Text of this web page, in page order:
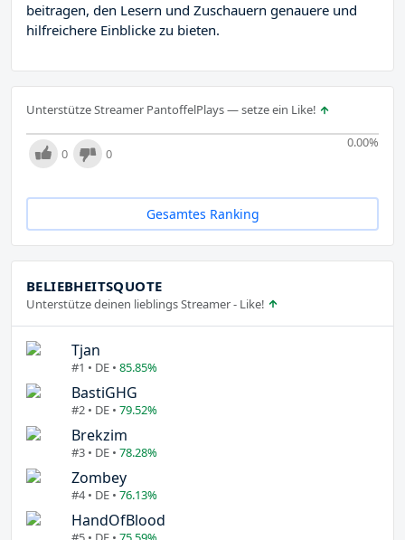
beitragen, den Lesern und Zuschauern genauere und
hilfreichere Einblicke zu bieten.
Unterstütze Streamer PantoffelPlays — setze ein Like!
0.00%
0 0
Gesamtes Ranking
BELIEBHEITSQUOTE
Unterstütze deinen lieblings Streamer - Like!
Tjan
#1 • DE • 85.85%
BastiGHG
#2 • DE • 79.52%
Brekzim
#3 • DE • 78.28%
Zombey
#4 • DE • 76.13%
HandOfBlood